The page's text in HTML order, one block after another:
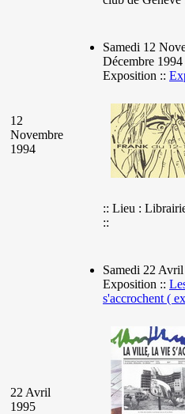
12
Novembre
1994
Samedi 12
Décembre 1994
Exposition ::
:: Lieu :
::
22 Avril
1995
Samedi 22
Exposition ::
s'accrochent (